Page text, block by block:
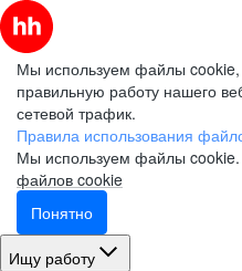
Мы используем файлы cookie,
правильную работу нашего
сетевой трафик.
Правила использования
Мы используем файлы cookie.
файлов cookie
Понятно
Ищу работу